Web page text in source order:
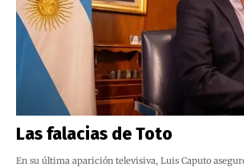
Las falacias de Toto
En su última aparición televisiva, Luis Caputo